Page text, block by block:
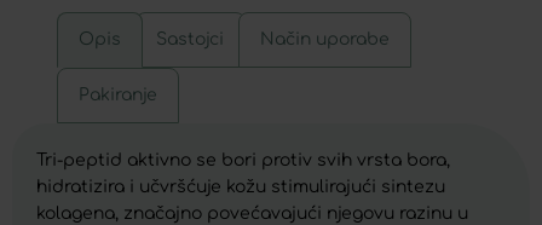
Opis Sastojci Način uporabe
Pakiranje
Tri-peptid aktivno se bori protiv svih vrsta bora,
hidratizira i učvršćuje kožu stimulirajući sintezu
kolagena, značajno povećavajući njegovu razinu u